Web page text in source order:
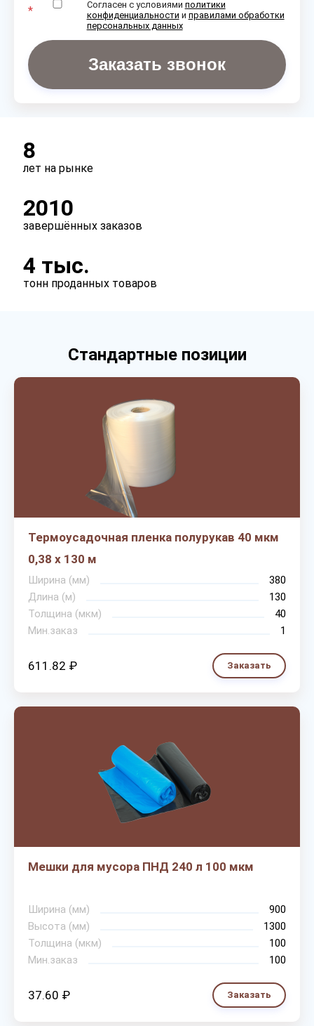
Согласен с условиями политики
конфиденциальности и правилами обработки
персональных данных
Заказать звонок
8
лет на рынке
2010
завершённых заказов
4 тыс.
тонн проданных товаров
Стандартные позиции
Термоусадочная пленка полурукав 40 мкм
0,38 х 130 м
Ширина (мм)
380
Длина (м)
130
Толщина (мкм)
40
Мин.заказ
1
611.82 ₽ Заказать
Мешки для мусора ПНД 240 л 100 мкм
Ширина (мм)
900
Высота (мм)
1300
Толщина (мкм)
100
Мин.заказ
100
37.60 ₽ Заказать